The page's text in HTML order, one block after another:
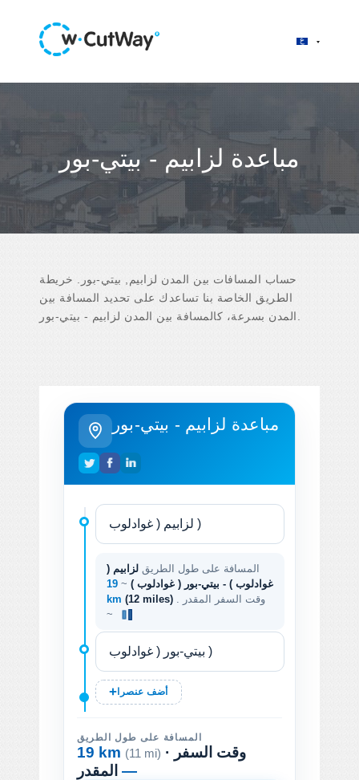
مباعدة لزابيم - بيتي-بور
حساب المسافات بين المدن لزابيم, بيتي-بور. خريطة
الطريق الخاصة بنا تساعدك على تحديد المسافة بين
مباعدة لزابيم - بيتي-بور
المسافة على طول الطريق لزابيم (
غوادلوب ) - بيتي-بور ( غوادلوب ) ~
19
km (12 miles)
~
أضف عنصرا
المسافة على طول الطريق
19 km (11 mi) · وقت السفر
—